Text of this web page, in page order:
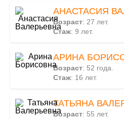
АНАСТАСИЯ
Возраст: 27 лет.
Стаж: 9 лет.
АРИНА
Возраст: 52 года.
Стаж: 16 лет.
ТАТЬЯНА
Возраст: 55 лет.